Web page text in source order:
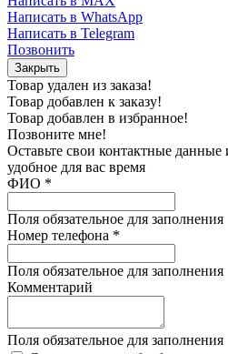
Написать в WhatsApp
Написать в Telegram
Позвонить
Закрыть
Товар удален из заказа!
Товар добавлен к заказу!
Товар добавлен в избранное!
Позвоните мне!
Оставьте свои контактные
удобное для вас время
ФИО *
Поля обязательное для заполнения
Номер телефона *
Поля обязательное для заполнения
Комментарий
Поля обязательное для заполнения